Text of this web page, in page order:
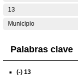
13
Municipio
Palabras clave
(-) 13